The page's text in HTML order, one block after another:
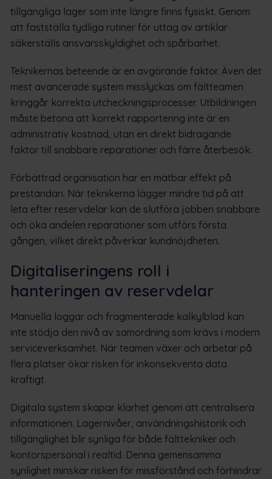
tillgängliga lager som inte längre finns fysiskt. Genom
att fastställa tydliga rutiner för uttag av artiklar
säkerställs ansvarsskyldighet och spårbarhet.
Teknikernas beteende är en avgörande faktor. Även det
mest avancerade system misslyckas om fältteamen
kringgår korrekta utcheckningsprocesser. Utbildningen
måste betona att korrekt rapportering inte är en
administrativ kostnad, utan en direkt bidragande
faktor till snabbare reparationer och färre återbesök.
Förbättrad organisation har en mätbar effekt på
prestandan. När teknikerna lägger mindre tid på att
leta efter reservdelar kan de slutföra jobben snabbare
och öka andelen reparationer som utförs första
gången, vilket direkt påverkar kundnöjdheten.
Digitaliseringens roll i
hanteringen av reservdelar
Manuella loggar och fragmenterade kalkylblad kan
inte stödja den nivå av samordning som krävs i modern
serviceverksamhet. När teamen växer och arbetar på
flera platser ökar risken för inkonsekventa data
kraftigt.
Digitala system skapar klarhet genom att centralisera
informationen. Lagernivåer, användningshistorik och
tillgänglighet blir synliga för både fälttekniker och
kontorspersonal i realtid. Denna gemensamma
synlighet minskar risken för missförstånd och förhindrar